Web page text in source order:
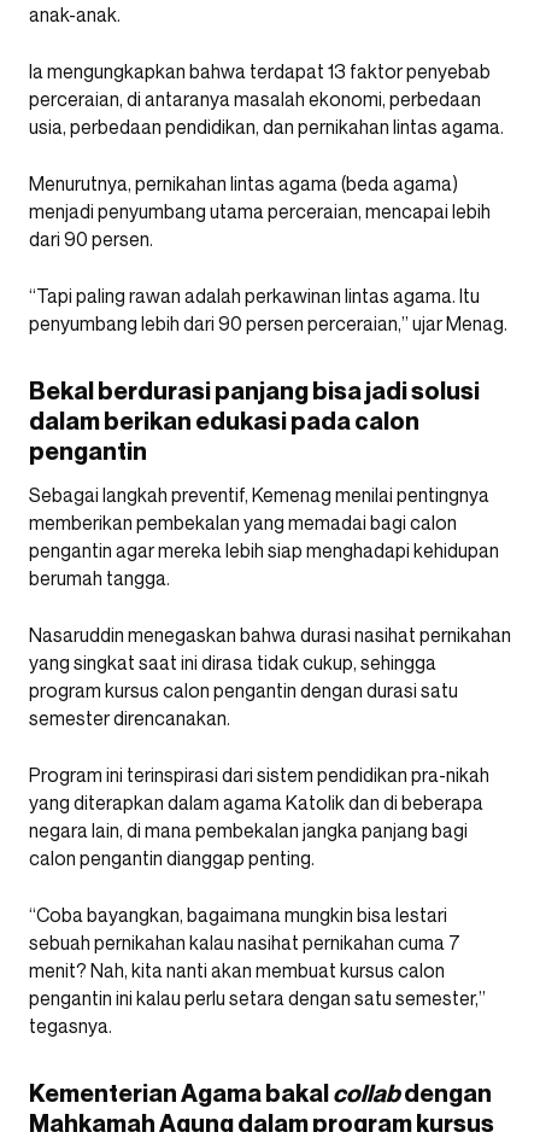
anak-anak.
Ia mengungkapkan bahwa terdapat 13 faktor penyebab
perceraian, di antaranya masalah ekonomi, perbedaan
usia, perbedaan pendidikan, dan pernikahan lintas agama.
Menurutnya, pernikahan lintas agama (beda agama)
menjadi penyumbang utama perceraian, mencapai lebih
dari 90 persen.
“Tapi paling rawan adalah perkawinan lintas agama. Itu
penyumbang lebih dari 90 persen perceraian,” ujar Menag.
Bekal berdurasi panjang bisa jadi solusi
dalam berikan edukasi pada calon
pengantin
Sebagai langkah preventif, Kemenag menilai pentingnya
memberikan pembekalan yang memadai bagi calon
pengantin agar mereka lebih siap menghadapi kehidupan
berumah tangga.
Nasaruddin menegaskan bahwa durasi nasihat pernikahan
yang singkat saat ini dirasa tidak cukup, sehingga
program kursus calon pengantin dengan durasi satu
semester direncanakan.
Program ini terinspirasi dari sistem pendidikan pra-nikah
yang diterapkan dalam agama Katolik dan di beberapa
negara lain, di mana pembekalan jangka panjang bagi
calon pengantin dianggap penting.
“Coba bayangkan, bagaimana mungkin bisa lestari
sebuah pernikahan kalau nasihat pernikahan cuma 7
menit? Nah, kita nanti akan membuat kursus calon
pengantin ini kalau perlu setara dengan satu semester,”
tegasnya.
Kementerian Agama bakalcollabdengan
Mahkamah Agung dalam program kursus